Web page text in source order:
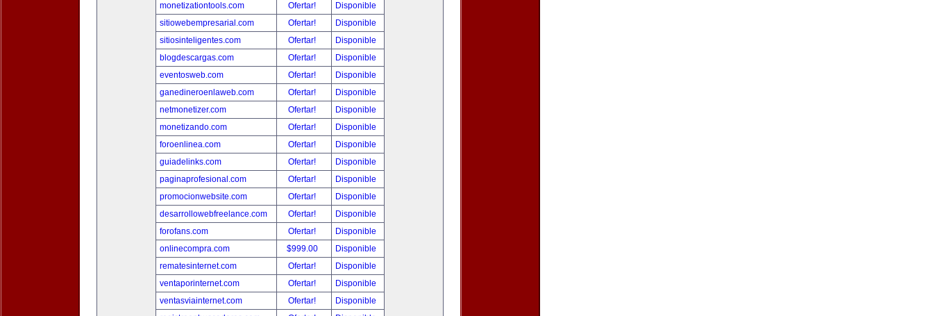
monetizationtools.com
Ofertar!
Disponible
sitiowebempresarial.com
Ofertar!
Disponible
sitiosinteligentes.com
Ofertar!
Disponible
blogdescargas.com
Ofertar!
Disponible
eventosweb.com
Ofertar!
Disponible
ganedineroenlaweb.com
Ofertar!
Disponible
netmonetizer.com
Ofertar!
Disponible
monetizando.com
Ofertar!
Disponible
foroenlinea.com
Ofertar!
Disponible
guiadelinks.com
Ofertar!
Disponible
paginaprofesional.com
Ofertar!
Disponible
promocionwebsite.com
Ofertar!
Disponible
desarrollowebfreelance.com
Ofertar!
Disponible
forofans.com
Ofertar!
Disponible
onlinecompra.com
$999.00
Disponible
rematesinternet.com
Ofertar!
Disponible
ventaporinternet.com
Ofertar!
Disponible
ventasviainternet.com
Ofertar!
Disponible